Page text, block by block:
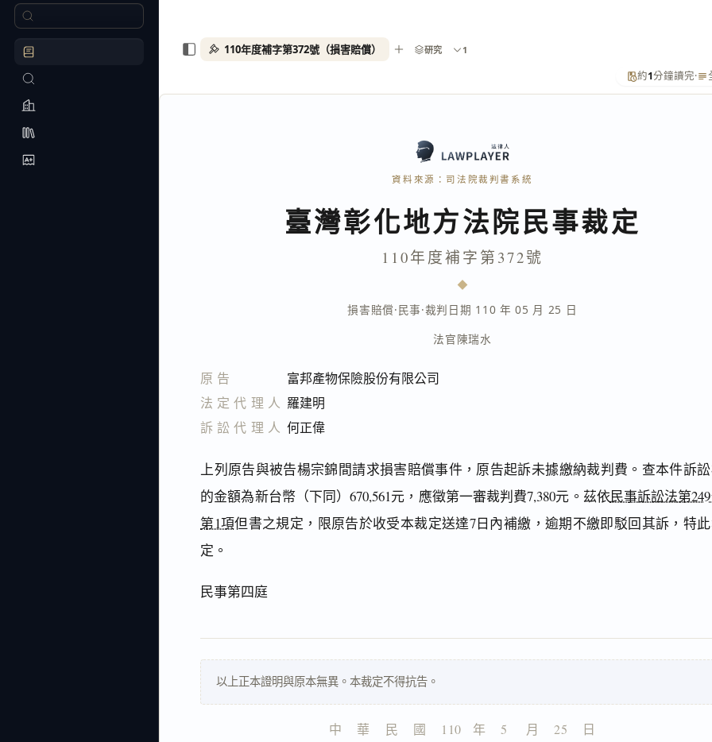
約1分鐘讀完·
資料來源：司法院裁判書系統
臺灣彰化地方法院民事裁定
110年度補字第372號
損害賠償·民事·裁判日期 110 年 05 月 25 日
法官陳瑞水
原告
富邦產物保險股份有限公司
法定代理人 羅建明
訴訟代理人 何正偉
上列原告與被告楊宗錦間請求損害賠償事件，原告起訴未據繳納裁判費。查本件訴
的金額為新台幣（下同）670,561元，應徵第一審裁判費7,380元。茲依民事訴訟法第
第1項但書之規定，限原告於收受本裁定送達7日內補繳，逾期不繳即駁回其訴，特
定。
民事第四庭
以上正本證明與原本無異。本裁定不得抗告。
中    華    民    國    110   年    5     月    25    日
110年度補字第372號（損害賠償） 研究 1